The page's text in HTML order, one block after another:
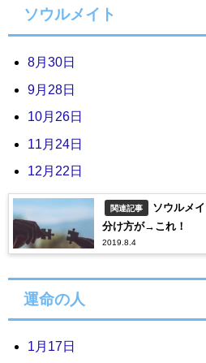
ソウルメイト
8月30日
9月28日
10月26日
11月24日
12月22日
関連記事
ソウルメ
分け方が→これ！
2019.8.4
運命の人
1月17日